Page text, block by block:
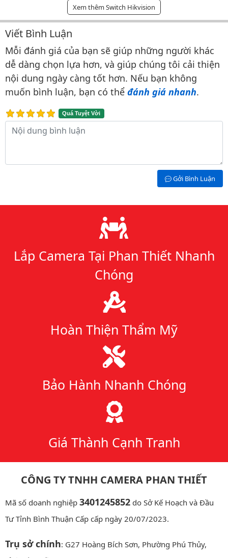
Xem thêm Switch Hikvision
Bình luận & Đánh giá
Viết Bình Luận
Mỗi đánh giá của bạn sẽ giúp những người khác
dễ dàng chọn lựa hơn, và giúp chúng tôi cải thiện
nội dung ngày càng tốt hơn. Nếu bạn không
muốn bình luận, bạn có thể đánh giá nhanh.
Quá Tuyệt Vời
Nội dung bình luận
Gởi Bình Luận
Lý do chọn chúng tôi
Lắp Camera Tại Phan Thiết Nhanh
Chóng
Hoàn Thiện Thẩm Mỹ
Bảo Hành Nhanh Chóng
Giá Thành Cạnh Tranh
CÔNG TY TNHH CAMERA PHAN THIẾT
Mã số doanh nghiệp 3401245852 do Sở Kế Hoạch và Đầu
Tư Tỉnh Bình Thuận Cấp cấp ngày 20/07/2023.
Trụ sở chính: G27 Hoàng Bích Sơn, Phường Phú Thủy,